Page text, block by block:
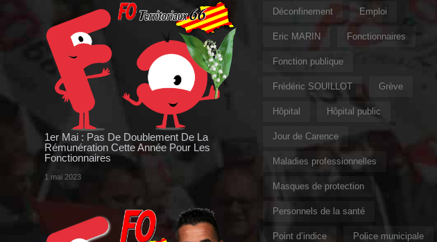
1er Mai : Pas De Doublement De La
Rémunération Cette Année Pour Les
Fonctionnaires
1 mai 2023
Déconfinement Emploi
Eric MARIN Fonctionnaires
Fonction publique
Frédéric SOUILLOT Grève
Hôpital Hôpital public
Jour de Carence
Maladies professionnelles
Masques de protection
Personnels de la santé
Point d’indice Police municipale